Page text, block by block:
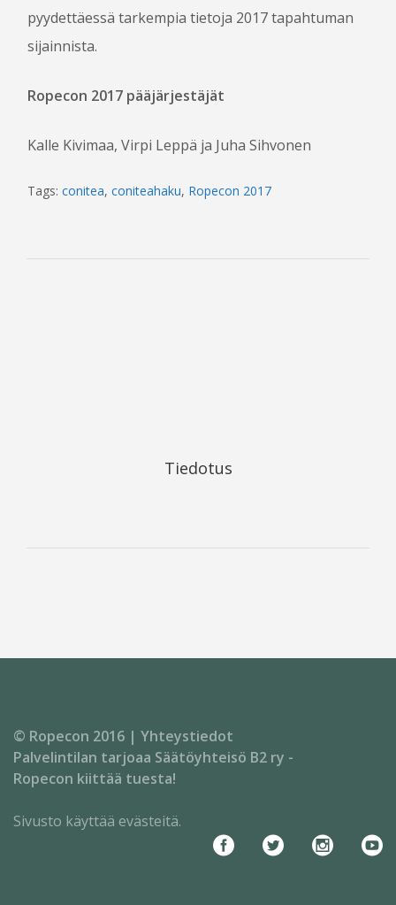
pyydettäessä tarkempia tietoja 2017 tapahtuman
sijainnista.
Ropecon 2017 pääjärjestäjät
Kalle Kivimaa, Virpi Leppä ja Juha Sihvonen
Tags: conitea, coniteahaku, Ropecon 2017
Tiedotus
© Ropecon 2016 | Yhteystiedot
Palvelintilan tarjoaa Säätöyhteisö B2 ry -
Ropecon kiittää tuesta!
Sivusto käyttää evästeitä.